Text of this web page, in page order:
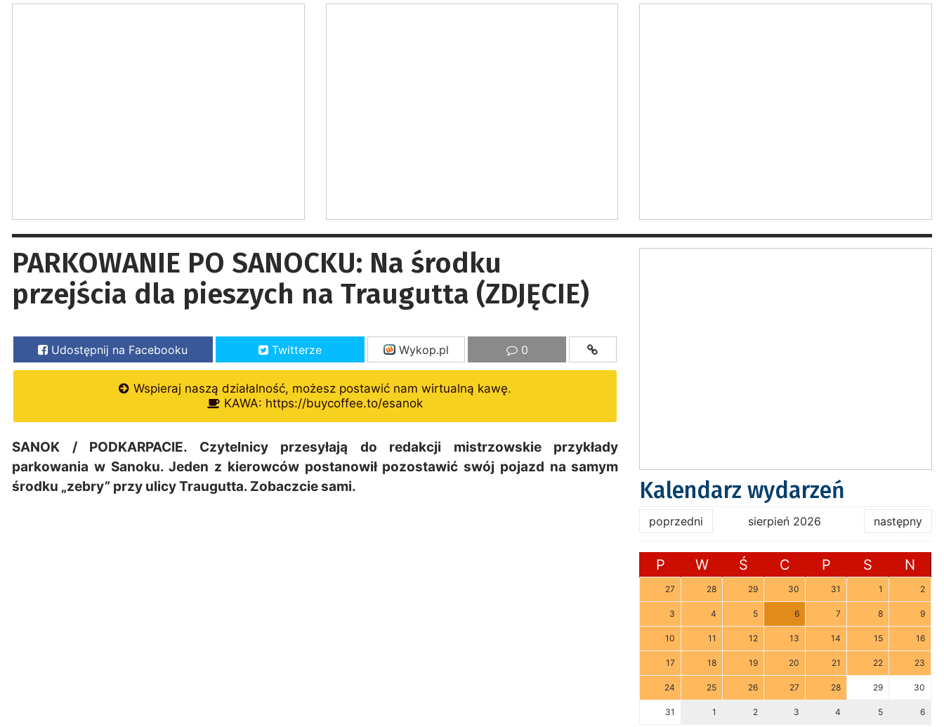
PARKOWANIE PO SANOCKU: Na środku
przejścia dla pieszych na Traugutta (ZDJĘCIE)
Udostępnij na Facebooku Twitterze Wykop.pl 0
Wspieraj naszą działalność, możesz postawić nam wirtualną kawę.
KAWA: https://buycoffee.to/esanok
SANOK / PODKARPACIE. Czytelnicy przesyłają do redakcji mistrzowskie przykłady
parkowania w Sanoku. Jeden z kierowców postanowił pozostawić swój pojazd na samym
środku „zebry” przy ulicy Traugutta. Zobaczcie sami.
Kalendarz wydarzeń
poprzedni sierpień 2026 następny
P W Ś C P S N
27 28 29 30 31 1 2
3 4 5 6 7 8 9
10 11 12 13 14 15 16
17 18 19 20 21 22 23
24 25 26 27 28 29 30
31 1 2 3 4 5 6